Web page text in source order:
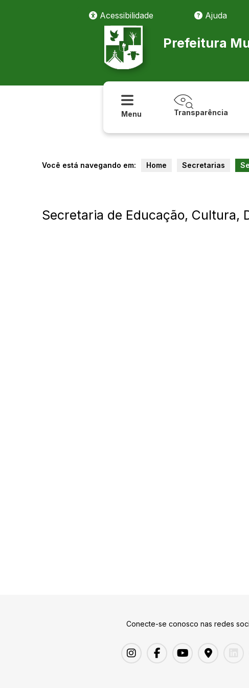
Acessibilidade
Ajuda
Prefeitura
Menu Transparência
Você está navegando em: Home Secretarias
Secretaria de Educação, Cultura,
Conecte-se conosco nas redes